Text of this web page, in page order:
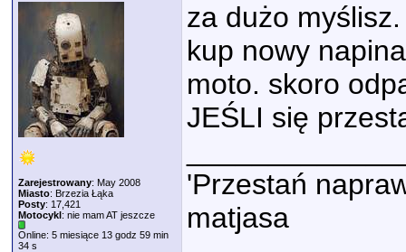
Zarejestrowany: May 2008
Miasto: Brzezia Łąka
Posty: 17,421
Motocykl: nie mam AT jeszcze
Online: 5 miesiące 13 godz 59 min
34 s
za dużo myślisz.
kup nowy
moto. skoro
JEŚLI się
'Przestań
matjasa